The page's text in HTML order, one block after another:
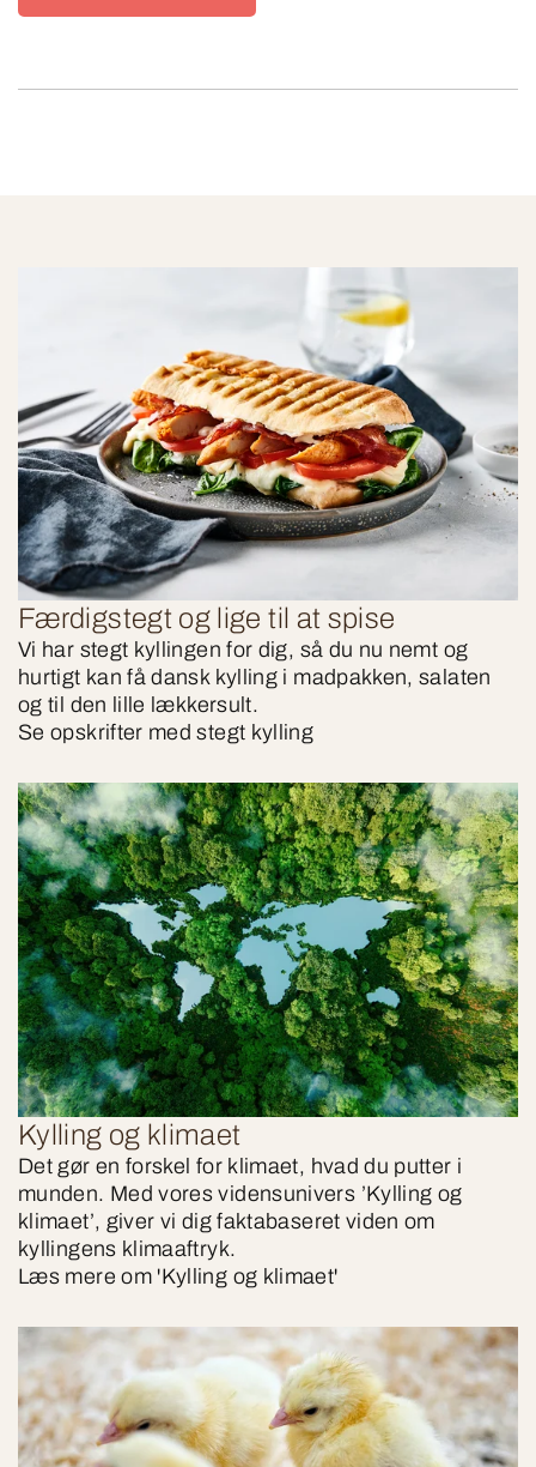
Færdigstegt og lige til at spise
Vi har stegt kyllingen for dig, så du nu nemt og
hurtigt kan få dansk kylling i madpakken, salaten
og til den lille lækkersult.
Se opskrifter med stegt kylling
Kylling og klimaet
Det gør en forskel for klimaet, hvad du putter i
munden. Med vores vidensunivers ’Kylling og
klimaet’, giver vi dig faktabaseret viden om
kyllingens klimaaftryk.
Læs mere om 'Kylling og klimaet'